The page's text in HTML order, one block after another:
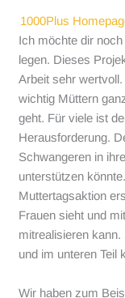
1000Plus
Ich möchte dir
legen. Dieses
Arbeit sehr
wichtig Müttern
geht. Für viele ist
Herausforderung.
Schwangeren in
unterstützen
Muttertagsaktion
Frauen sieht und
mitrealisieren kann.
und im unteren Teil
Wir haben zum